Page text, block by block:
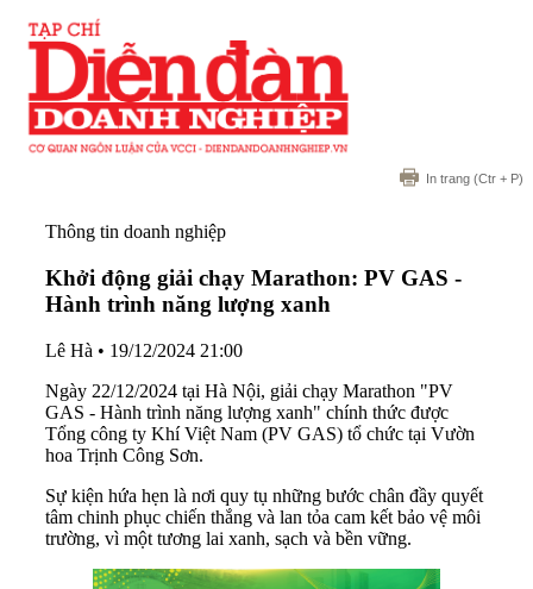
In trang (Ctr + P)
Thông tin doanh nghiệp
Khởi động giải chạy Marathon: PV GAS -
Hành trình năng lượng xanh
Lê Hà • 19/12/2024 21:00
Ngày 22/12/2024 tại Hà Nội, giải chạy Marathon "PV
GAS - Hành trình năng lượng xanh" chính thức được
Tổng công ty Khí Việt Nam (PV GAS) tổ chức tại Vườn
hoa Trịnh Công Sơn.
Sự kiện hứa hẹn là nơi quy tụ những bước chân đầy quyết
tâm chinh phục chiến thắng và lan tỏa cam kết bảo vệ môi
trường, vì một tương lai xanh, sạch và bền vững.